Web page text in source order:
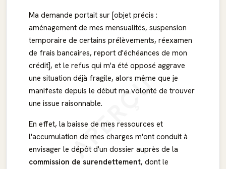
APERÇU
Ma demande portait sur [objet précis :
aménagement de mes mensualités, suspension
temporaire de certains prélèvements, réexamen
de frais bancaires, report d'échéances de mon
crédit], et le refus qui m'a été opposé aggrave
une situation déjà fragile, alors même que je
manifeste depuis le début ma volonté de trouver
une issue raisonnable.
En effet, la baisse de mes ressources et
l'accumulation de mes charges m'ont conduit à
envisager le dépôt d'un dossier auprès de la
commission de surendettement, dont le